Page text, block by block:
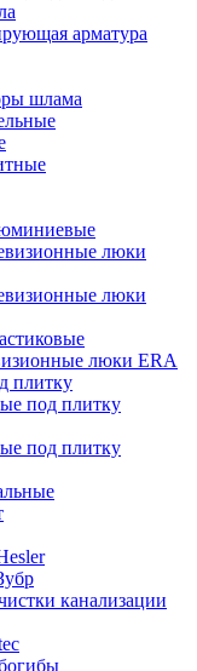
арматура
шлама
люки
люки
люки ERA
плитку
под плитку
под плитку
канализации